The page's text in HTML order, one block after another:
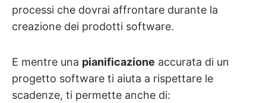
processi che dovrai affrontare durante la
creazione dei prodotti software.
E mentre una pianificazione accurata di un
progetto software ti aiuta a rispettare le
scadenze, ti permette anche di: